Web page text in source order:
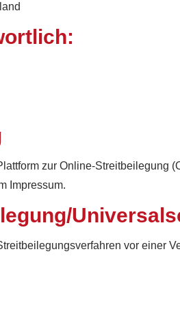
zur Online-Streitbeilegung
Impressum.
vor einer